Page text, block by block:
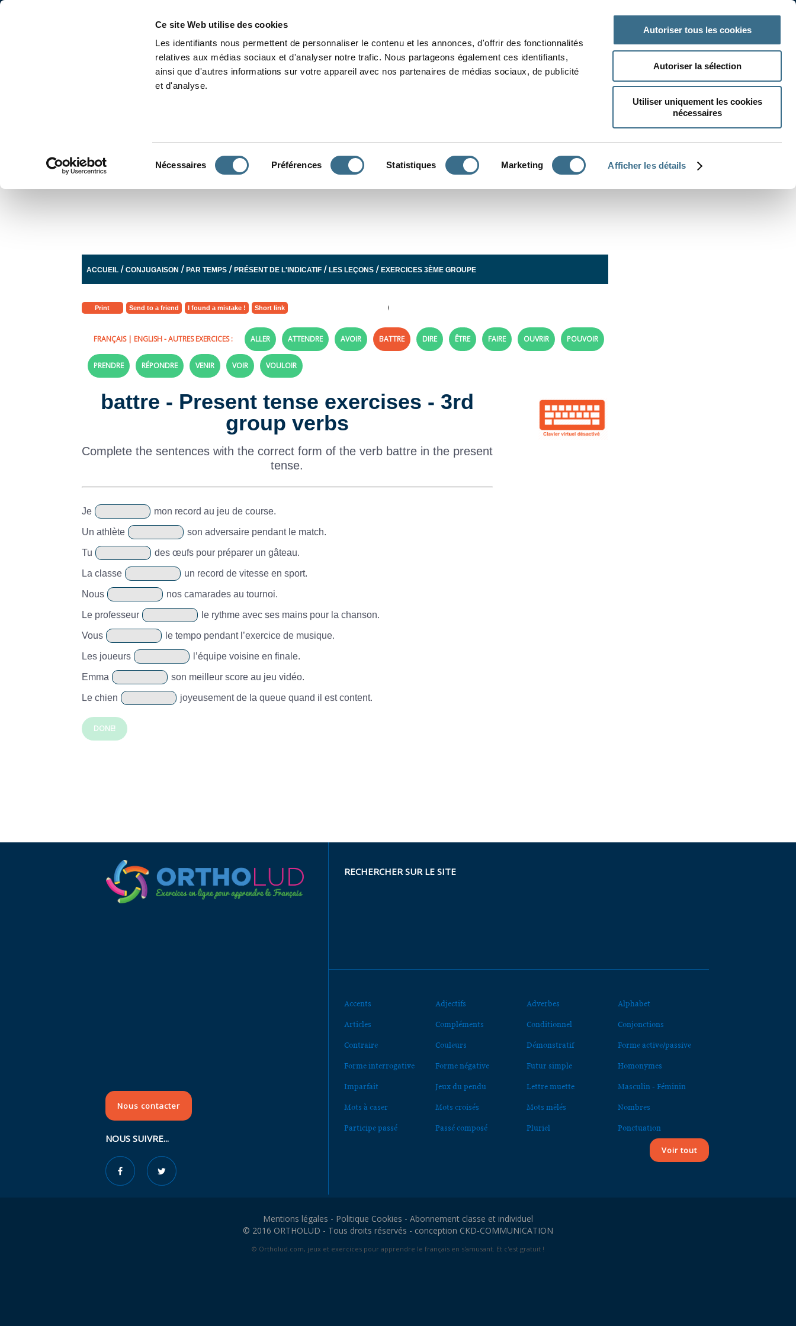
Ce site Web utilise des cookies
Les identifiants nous permettent de personnaliser le contenu et les annonces, d'offrir des fonctionnalités
relatives aux médias sociaux et d'analyser notre trafic. Nous partageons également ces identifiants,
ainsi que d'autres informations sur votre appareil avec nos partenaires de médias sociaux, de publicité
et d'analyse.
Nécessaires Préférences Statistiques Marketing Afficher les détails
Autoriser tous les cookies
Autoriser la sélection
Utiliser uniquement les cookies
nécessaires
ACCUEIL /CONJUGAISON /PAR TEMPS /PRÉSENT DE L'INDICATIF /LES LEÇONS /EXERCICES 3ÈME GROUPE
Print Send to a friend I found a mistake ! Short link
FRANÇAIS| ENGLISH- AUTRES EXERCICES : ALLER ATTENDRE AVOIR BATTRE DIRE ÊTRE FAIRE OUVRIR POUVOIR
PRENDRE RÉPONDRE VENIR VOIR VOULOIR
battre - Present tense exercises - 3rd
group verbs
Complete the sentences with the correct form of the verb battre in the present
tense.
Je mon record au jeu de course.
Un athlète son adversaire pendant le match.
Tu des œufs pour préparer un gâteau.
La classe un record de vitesse en sport.
Nous nos camarades au tournoi.
Le professeur le rythme avec ses mains pour la chanson.
Vous le tempo pendant l’exercice de musique.
Les joueurs l’équipe voisine en finale.
Emma son meilleur score au jeu vidéo.
Le chien joyeusement de la queue quand il est content.
DONE!
Nous contacter
NOUS SUIVRE...
RECHERCHER SUR LE SITE
Accents Adjectifs Adverbes Alphabet
Articles Compléments Conditionnel Conjonctions
Contraire Couleurs Démonstratif Forme active/passive
Forme interrogative Forme négative Futur simple Homonymes
Imparfait Jeux du pendu Lettre muette Masculin - Féminin
Mots à caser Mots croisés Mots mêlés Nombres
Participe passé Passé composé Pluriel Ponctuation
Voir tout
Mentions légales - Politique Cookies - Abonnement classe et individuel
© 2016 ORTHOLUD - Tous droits réservés - conception CKD-COMMUNICATION
© Ortholud.com, jeux et exercices pour apprendre le français en s'amusant. Et c'est gratuit !